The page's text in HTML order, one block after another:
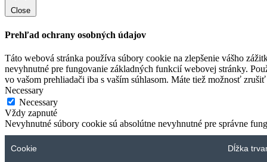
Close
Prehľad ochrany osobných údajov
Táto webová stránka používa súbory cookie na zlepšenie vášho
nevyhnutné pre fungovanie základných funkcií webovej stránky.
vo vašom prehliadači iba s vaším súhlasom. Máte tiež možnosť
Necessary
Necessary
Vždy zapnuté
Nevyhnutné súbory cookie sú absolútne nevyhnutné pre správne
Cookie Dĺžka